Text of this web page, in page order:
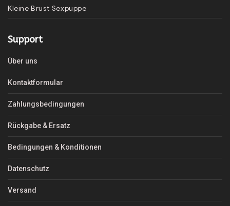
Kleine Brust Sexpuppe
Support
Über uns
Kontaktformular
Zahlungsbedingungen
Rückgabe & Ersatz
Bedingungen & Konditionen
Datenschutz
Versand